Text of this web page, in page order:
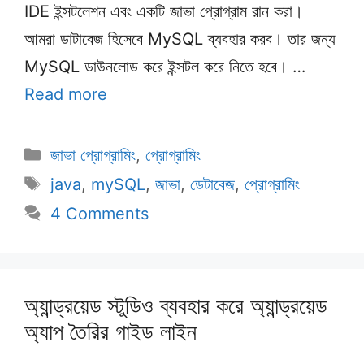
IDE ইন্সটলেশন এবং একটি জাভা প্রোগ্রাম রান করা।
আমরা ডাটাবেজ হিসেবে MySQL ব্যবহার করব। তার জন্য
MySQL ডাউনলোড করে ইন্সটল করে নিতে হবে। …
Read more
Categories
জাভা প্রোগ্রামিং, প্রোগ্রামিং
Tags
java, mySQL, জাভা, ডেটাবেজ, প্রোগ্রামিং
4 Comments
অ্যান্ড্রয়েড স্টুডিও ব্যবহার করে অ্যান্ড্রয়েড
অ্যাপ তৈরির গাইড লাইন